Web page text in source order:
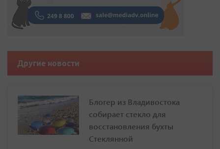
Другие новости
Блогер из Владивостока
собирает стекло для
восстановления бухты
Стеклянной